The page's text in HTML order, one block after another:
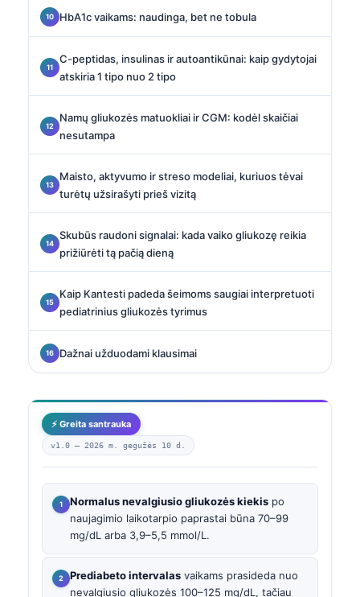
HbA1c vaikams: naudinga, bet ne tobula
C-peptidas, insulinas ir autoantikūnai: kaip gydytojai
atskiria 1 tipo nuo 2 tipo
Namų gliukozės matuokliai ir CGM: kodėl skaičiai
nesutampa
Maisto, aktyvumo ir streso modeliai, kuriuos tėvai
turėtų užsirašyti prieš vizitą
Skubūs raudoni signalai: kada vaiko gliukozę reikia
prižiūrėti tą pačią dieną
Kaip Kantesti padeda šeimoms saugiai interpretuoti
pediatrinius gliukozės tyrimus
Dažnai užduodami klausimai
⚡ Greita santrauka
v1.0 — 2026 m. gegužės 10 d.
Normalus nevalgiusio gliukozės kiekis po
naujagimio laikotarpio paprastai būna 70–99
mg/dL arba 3,9–5,5 mmol/L.
Prediabeto intervalas vaikams prasideda nuo
nevalgiusio gliukozės 100–125 mg/dL, tačiau